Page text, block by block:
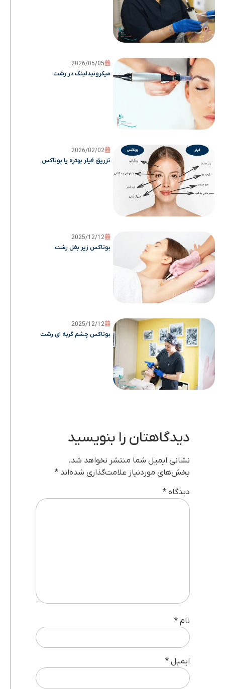
2026/05/05
میکرونیدلینگ در رشت
2026/02/02
تزریق فیلر بهتره یا بوتاکس
2025/12/12
بوتاکس زیر بغل رشت
2025/12/12
بوتاکس چشم گربه ای رشت
دیدگاهتان را بنویسید
نشانی ایمیل شما منتشر نخواهد شد.
بخش‌های موردنیاز علامت‌گذاری شده‌اند *
دیدگاه *
نام *
ایمیل *